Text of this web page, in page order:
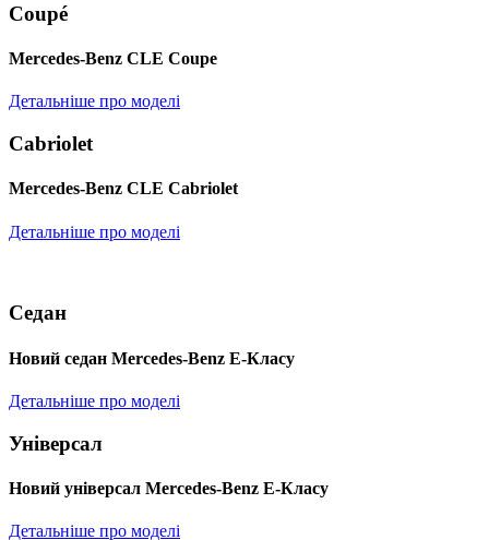
Coupé
Mercedes-Benz CLE Coupe
Детальніше про моделі
Cabriolet
Mercedes-Benz CLE Cabriolet
Детальніше про моделі
Седан
Новий седан Mercedes-Benz Е-Класу
Детальніше про моделі
Універсал
Новий універсал Mercedes-Benz E-Класу
Детальніше про моделі